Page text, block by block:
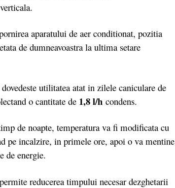
aparatului de aer conditionat, pozitia
de dumneavoastra la ultima setare
utilitatea atat in zilele caniculare de
o cantitate de 1,8 l/h condens.
de noapte, temperatura va fi modificata cu
pe incalzire, in primele ore, apoi o va mentine
de energie.
reducerea timpului necesar dezghetarii